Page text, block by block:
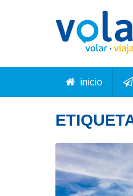
inicio